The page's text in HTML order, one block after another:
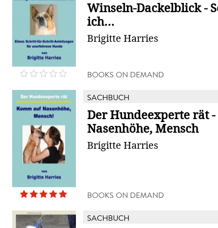
Winseln-Dackelblick -
ich...
Brigitte Harries
BOOKS ON DEMAND
SACHBUCH
Der Hundeexperte rät
Nasenhöhe, Mensch
Brigitte Harries
BOOKS ON DEMAND
SACHBUCH